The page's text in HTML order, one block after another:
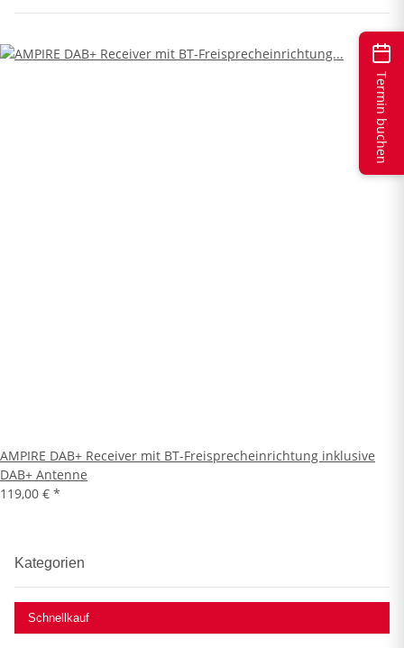
AMPIRE DAB+ Receiver mit BT-Freisprecheinrichtung inklusive
DAB+ Antenne
119,00 € *
Kategorien
Schnellkauf
Termin buchen